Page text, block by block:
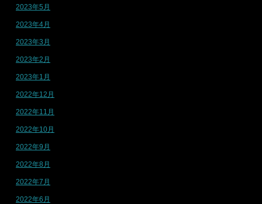
2023年5月
2023年4月
2023年3月
2023年2月
2023年1月
2022年12月
2022年11月
2022年10月
2022年9月
2022年8月
2022年7月
2022年6月